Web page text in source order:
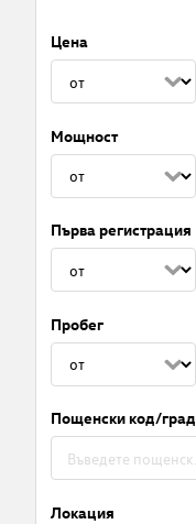
Цена
Мощност
Първа регистрация
Пробег
Пощенски код/град
Локация